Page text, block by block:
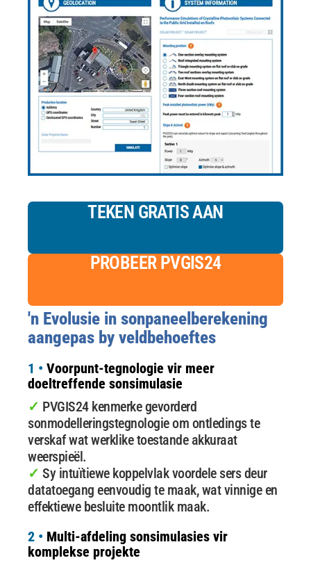
TEKEN GRATIS AAN
PROBEER PVGIS24
'n Evolusie in sonpaneelberekening
aangepas by veldbehoeftes
1 • Voorpunt-tegnologie vir meer
doeltreffende sonsimulasie
✓ PVGIS24 kenmerke gevorderd
sonmodelleringstegnologie om ontledings te
verskaf wat werklike toestande akkuraat
weerspieël.
✓ Sy intuïtiewe koppelvlak voordele sers deur
datatoegang eenvoudig te maak, wat vinnige en
effektiewe besluite moontlik maak.
2 • Multi-afdeling sonsimulasies vir
komplekse projekte